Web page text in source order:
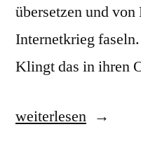
übersetzen und
Internetkrieg
Klingt das in ihren
„Cyberwar“
weiterlesen